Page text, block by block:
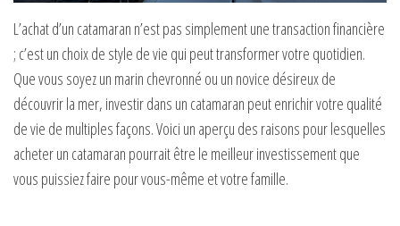
L’achat d’un catamaran n’est pas simplement une transaction financière
; c’est un choix de style de vie qui peut transformer votre quotidien.
Que vous soyez un marin chevronné ou un novice désireux de
découvrir la mer, investir dans un catamaran peut enrichir votre qualité
de vie de multiples façons. Voici un aperçu des raisons pour lesquelles
acheter un catamaran pourrait être le meilleur investissement que
vous puissiez faire pour vous-même et votre famille.